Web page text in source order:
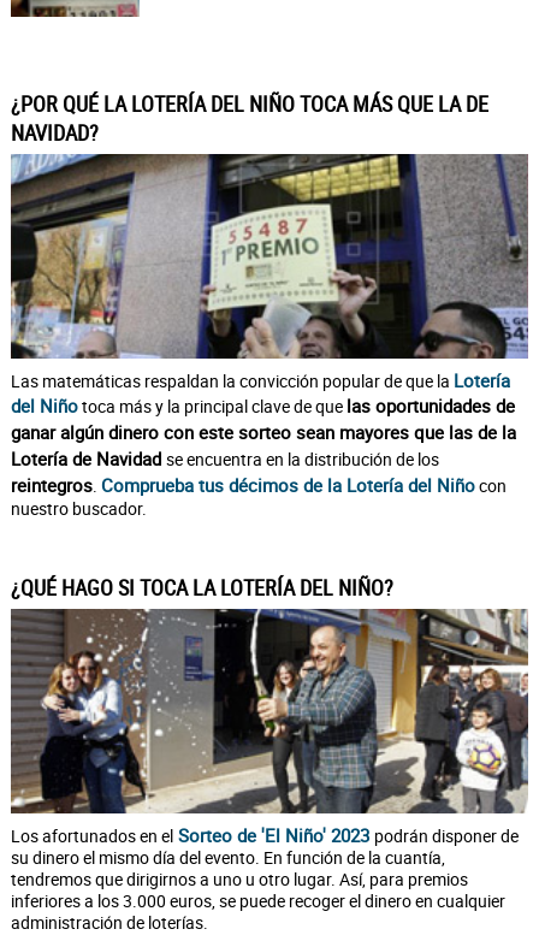
¿POR QUÉ LA LOTERÍA DEL NIÑO TOCA MÁS QUE LA DE
NAVIDAD?
Las matemáticas respaldan la convicción popular de que la Lotería
del Niñotoca más y la principal clave de que las oportunidades de
ganar algún dinero con este sorteo sean mayores que las de la
Lotería de Navidad se encuentra en la distribución de los
reintegros. Comprueba tus décimos de la Lotería del Niñocon
nuestro buscador.
¿QUÉ HAGO SI TOCA LA LOTERÍA DEL NIÑO?
Los afortunados en elSorteo de 'El Niño' 2023 podrán disponer de
su dinero el mismo día del evento. En función de la cuantía,
tendremos que dirigirnos a uno u otro lugar. Así, para premios
inferiores a los 3.000 euros, se puede recoger el dinero en cualquier
administración de loterías.